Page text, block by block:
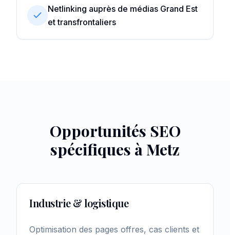
Netlinking auprès de médias Grand Est
et transfrontaliers
Opportunités SEO
spécifiques àMetz
Industrie & logistique
Optimisation des pages offres, cas clients et